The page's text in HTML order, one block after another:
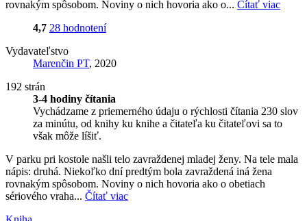
rovnakým spôsobom. Noviny o nich hovoria ako o... Čítať viac
4,7 28 hodnotení
Vydavateľstvo
Marenčin PT, 2020
192 strán
3-4 hodiny čítania
Vychádzame z priemerného údaju o rýchlosti čítania 230 slov
za minútu, od knihy ku knihe a čitateľa ku čitateľovi sa to
však môže líšiť.
V parku pri kostole našli telo zavraždenej mladej ženy. Na tele mala
nápis: druhá. Niekoľko dní predtým bola zavraždená iná žena
rovnakým spôsobom. Noviny o nich hovoria ako o obetiach
sériového vraha... Čítať viac